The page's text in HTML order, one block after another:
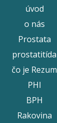
úvod
o nás
Prostata
prostatitída
čo je Rezum
PHI
BPH
Rakovina